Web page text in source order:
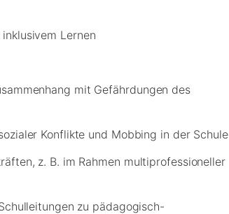
Lernen
mit Gefährdungen des
Konflikte und Mobbing in der Schule
z. B. im Rahmen multiprofessioneller
zu pädagogisch-